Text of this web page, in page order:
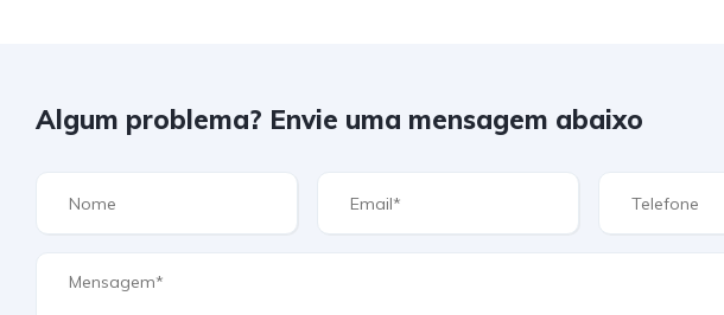
Algum problema? Envie uma mensagem abaixo